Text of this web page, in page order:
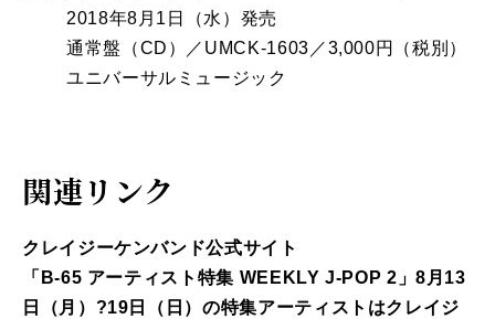
2018年8月1日（水）発売
通常盤（CD）／UMCK-1603／3,000円（税別）
ユニバーサルミュージック
関連リンク
クレイジーケンバンド公式サイト
「B-65 アーティスト特集 WEEKLY J-POP 2」8月13
日（月）?19日（日）の特集アーティストはクレイジ